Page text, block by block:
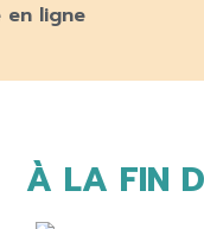
en ligne
À LA FIN